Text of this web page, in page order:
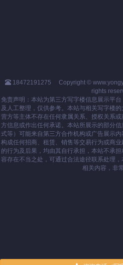
18472191275
Copyright ©
rights
免责声明：本站为第三方写字楼信息展示平
及人工整理，仅供参考。本站与相关写字楼
营方等主体不存在任何隶属关系、授权关系
方信息或作出任何承诺。本站所展示的部分
式等）可能来自第三方合作机构或广告展示
构成任何招商、租赁、销售等交易行为或商
的行为及后果，均由其自行承担，本站不承
容存在不当之处，可通过合法途径联系处理
相关内容，非